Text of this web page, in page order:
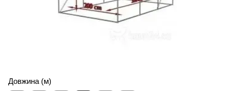
Довжина (м)